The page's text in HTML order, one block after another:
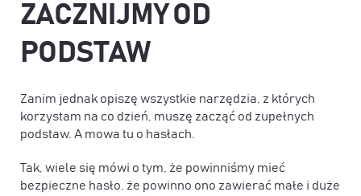
ZACZNIJMY OD
PODSTAW
Zanim jednak opiszę wszystkie narzędzia, z których
korzystam na co dzień, muszę zacząć od zupełnych
podstaw. A mowa tu o hasłach.
Tak, wiele się mówi o tym, że powinniśmy mieć
bezpieczne hasło, że powinno ono zawierać małe i duże